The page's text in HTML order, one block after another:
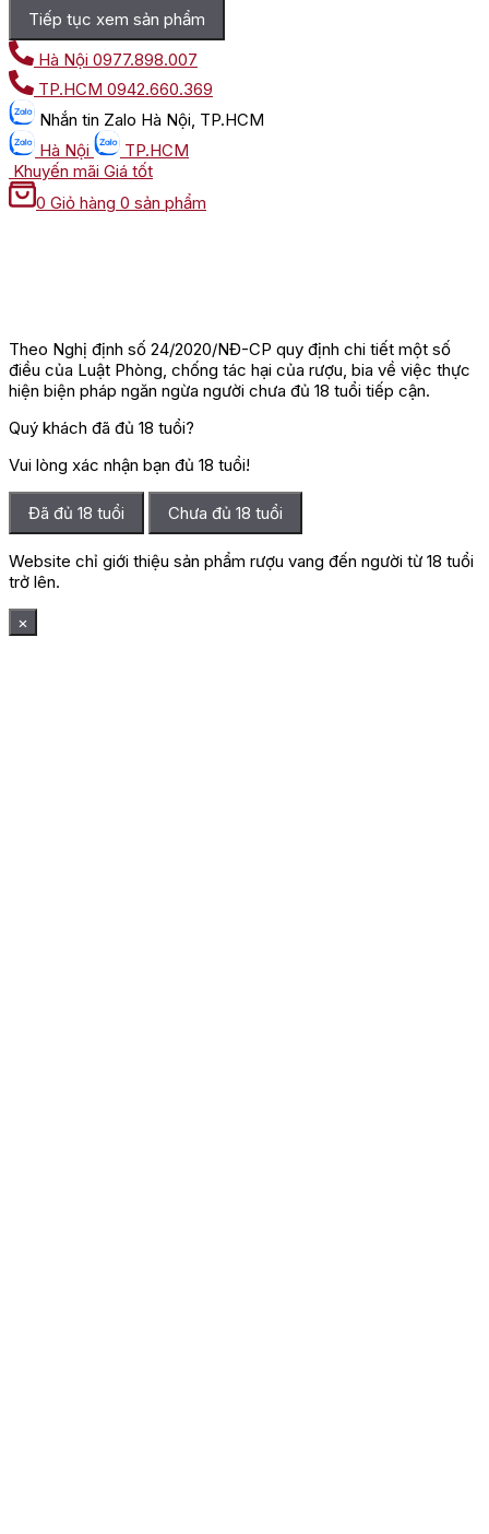
Tiếp tục xem sản phẩm
Hà Nội 0977.898.007
TP.HCM 0942.660.369
Nhắn tin Zalo Hà Nội, TP.HCM
Hà Nội
TP.HCM
Khuyến mãi Giá tốt
0 Giỏ hàng 0 sản phẩm
Theo Nghị định số 24/2020/NĐ-CP quy định chi tiết một số
điều của Luật Phòng, chống tác hại của rượu, bia về việc thực
hiện biện pháp ngăn ngừa người chưa đủ 18 tuổi tiếp cận.
Quý khách đã đủ 18 tuổi?
Vui lòng xác nhận bạn đủ 18 tuổi!
Đã đủ 18 tuổi Chưa đủ 18 tuổi
Website chỉ giới thiệu sản phẩm rượu vang đến người từ 18 tuổi
trở lên.
×